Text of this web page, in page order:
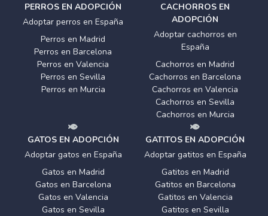
PERROS EN ADOPCIÓN
Adoptar perros en España
Perros en Madrid
Perros en Barcelona
Perros en Valencia
Perros en Sevilla
Perros en Murcia
CACHORROS EN
ADOPCIÓN
Adoptar cachorros en
España
Cachorros en Madrid
Cachorros en Barcelona
Cachorros en Valencia
Cachorros en Sevilla
Cachorros en Murcia
GATOS EN ADOPCIÓN
Adoptar gatos en España
Gatos en Madrid
Gatos en Barcelona
Gatos en Valencia
Gatos en Sevilla
GATITOS EN ADOPCIÓN
Adoptar gatitos en España
Gatitos en Madrid
Gatitos en Barcelona
Gatitos en Valencia
Gatitos en Sevilla